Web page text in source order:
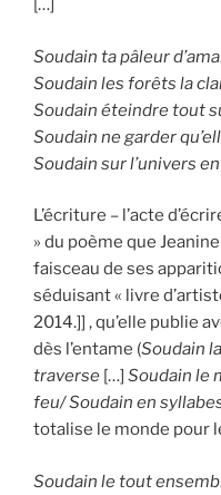
[…]
Soudain ta pâleur
Soudain les forêts la
Soudain éteindre tout
Soudain ne garder
Soudain sur l’univers
L’écriture – l’acte
» du poème que
faisceau de ses
séduisant « livre
2014.]] , qu’elle publie
dès l’entame (Soudain
traverse […] Soudain le
feu/ Soudain en
totalise le monde pour
Soudain le tout